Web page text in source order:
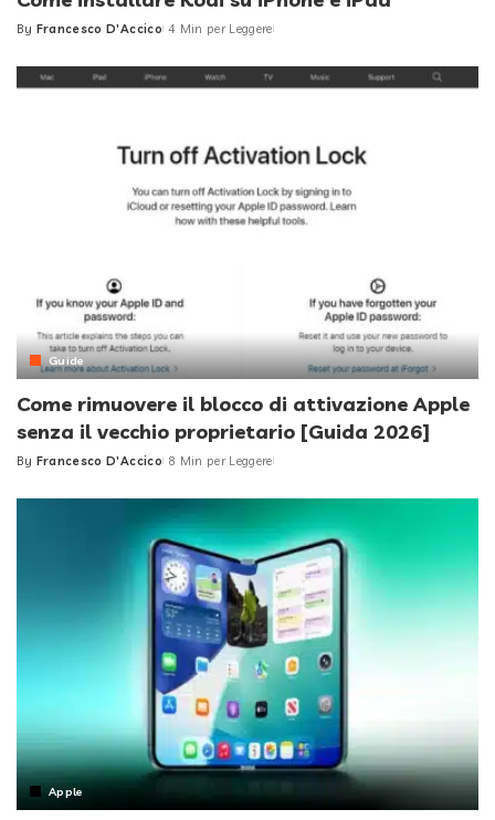
Posted
By Francesco D'Accico 4 Min per Leggere
Guide
Come rimuovere il blocco di attivazione Apple
senza il vecchio proprietario [Guida 2026]
Posted
By Francesco D'Accico 8 Min per Leggere
Apple